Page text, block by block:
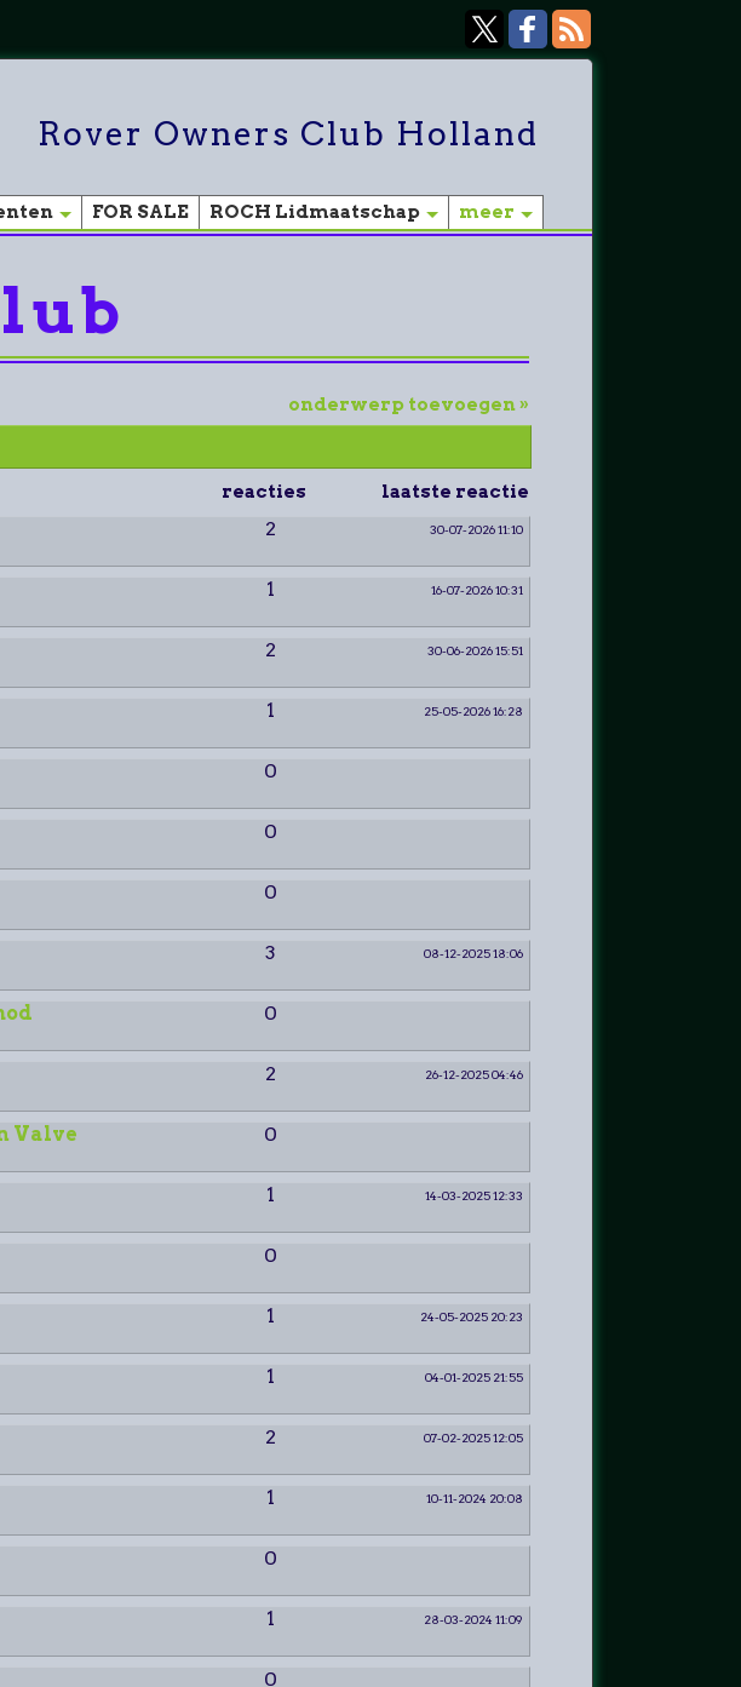
Rover Owners Club Holland
FOR SALE ROCH Lidmaatschap meer
onderwerp toevoegen »
reacties laatste reactie
2
30-07-2026 11:10
1
16-07-2026 10:31
2
30-06-2026 15:51
1
25-05-2026 16:28
0
0
0
3
08-12-2025 18:06
0
2
26-12-2025 04:46
Valve 0
1
14-03-2025 12:33
0
1
24-05-2025 20:23
1
04-01-2025 21:55
2
07-02-2025 12:05
1
10-11-2024 20:08
0
1
28-03-2024 11:09
0